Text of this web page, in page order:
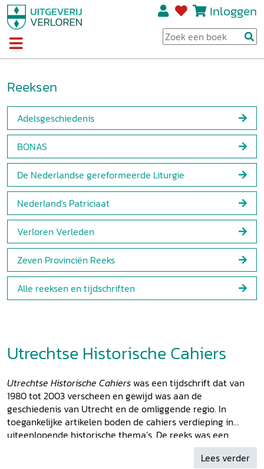
Inloggen
Reeksen
Adelsgeschiedenis
BONAS
De Nederlandse gereformeerde Liturgie
Nederland's Patriciaat
Verloren Verleden
Zeven Provinciën Reeks
Alle reeksen en tijdschriften
Utrechtse Historische Cahiers
Utrechtse Historische Cahiers was een tijdschrift dat van
1980 tot 2003 verscheen en gewijd was aan de
geschiedenis van Utrecht en de omliggende regio. In
toegankelijke artikelen boden de cahiers verdieping in
uiteenlopende historische thema’s. De reeks was een
initiatief van het Instituut voor Geschiedenis van de
Rijksuniversiteit Utrecht (nu Universiteit Utrecht).Lees verder